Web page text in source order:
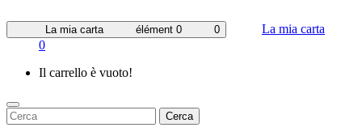
La mia carta élément 0 0
La mia carta
0
Il carrello è vuoto!
Cerca